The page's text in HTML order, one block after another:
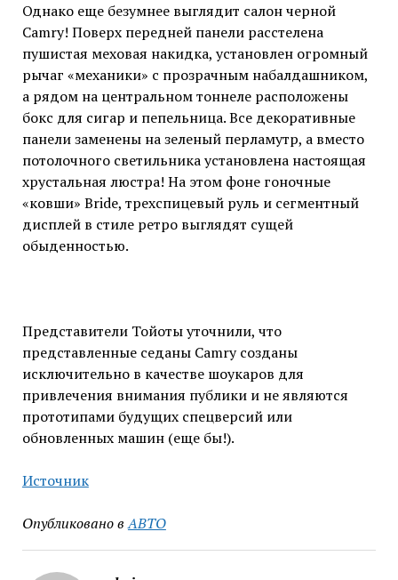
Однако еще безумнее выглядит салон черной
Camry! Поверх передней панели расстелена
пушистая меховая накидка, установлен огромный
рычаг «механики» с прозрачным набалдашником,
а рядом на центральном тоннеле расположены
бокс для сигар и пепельница. Все декоративные
панели заменены на зеленый перламутр, а вместо
потолочного светильника установлена настоящая
хрустальная люстра! На этом фоне гоночные
«ковши» Bride, трехспицевый руль и сегментный
дисплей в стиле ретро выглядят сущей
обыденностью.
Представители Тойоты уточнили, что
представленные седаны Camry созданы
исключительно в качестве шоукаров для
привлечения внимания публики и не являются
прототипами будущих спецверсий или
обновленных машин (еще бы!).
Источник
Опубликовано в АВТО